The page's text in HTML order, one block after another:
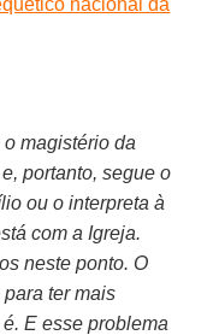
magistério da
portanto, segue o
ou o interpreta à
com a Igreja.
neste ponto. O
ter mais
E esse problema